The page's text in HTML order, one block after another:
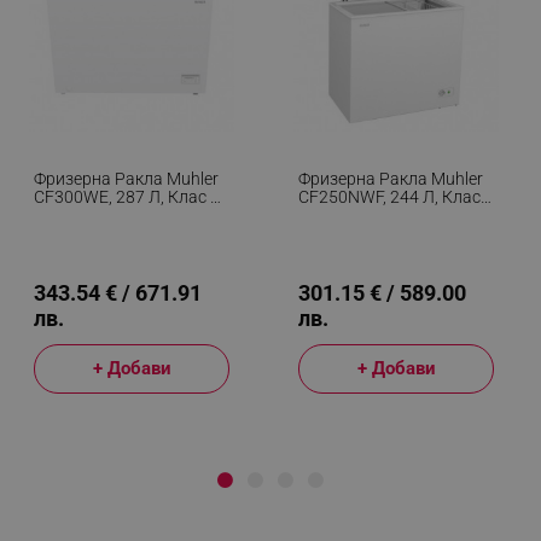
Фризерна Ракла Muhler
CF300WE, 287 Л, Клас E,
343.54 € / 671.91
лв.
+ Добави
Фризерна Ракла Muhler
CF250NWF, 244 Л, Клас
301.15 € / 589.00
лв.
+ Добави